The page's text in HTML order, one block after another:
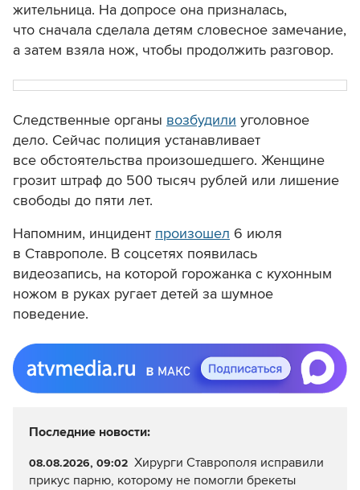
жительница. На допросе она призналась,
что сначала сделала детям словесное замечание,
а затем взяла нож, чтобы продолжить разговор.
Следственные органы возбудили уголовное
дело. Сейчас полиция устанавливает
все обстоятельства произошедшего. Женщине
грозит штраф до 500 тысяч рублей или лишение
свободы до пяти лет.
Напомним, инцидент произошел 6 июля
в Ставрополе. В соцсетях появилась
видеозапись, на которой горожанка с кухонным
ножом в руках ругает детей за шумное
поведение.
Последние новости:
08.08.2026, 09:02 Хирурги Ставрополя исправили
прикус парню, которому не помогли брекеты